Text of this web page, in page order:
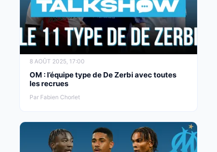
8 AOÛT 2025, 17:00
OM : l’équipe type de De Zerbi avec toutes
les recrues
Par Fabien Chorlet